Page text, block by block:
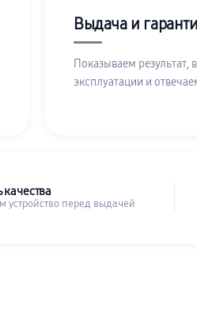
Выдача и
Показываем
эксплуатации и
качества
устройство перед выдачей